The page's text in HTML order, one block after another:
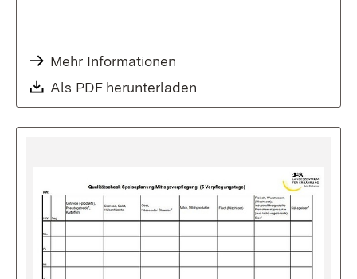
Mehr Informationen
Als PDF herunterladen